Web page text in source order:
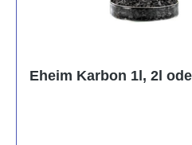
Eheim Karbon 1l, 2l